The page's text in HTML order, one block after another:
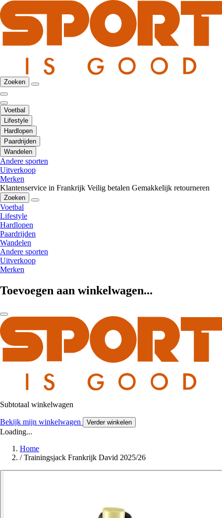
Zoeken
Voetbal
Lifestyle
Hardlopen
Paardrijden
Wandelen
Andere sporten
Uitverkoop
Merken
Klantenservice in Frankrijk Veilig betalen Gemakkelijk retourneren
Zoeken
Voetbal
Lifestyle
Hardlopen
Paardrijden
Wandelen
Andere sporten
Uitverkoop
Merken
Toevoegen aan winkelwagen...
Subtotaal winkelwagen
Bekijk mijn winkelwagen Verder winkelen
Loading...
Home
/ Trainingsjack Frankrijk David 2025/26